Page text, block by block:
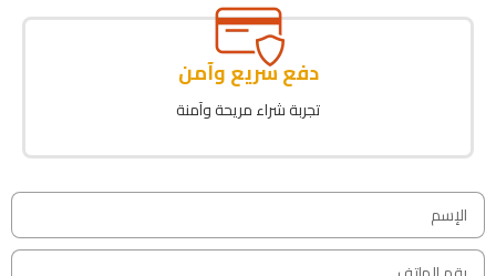
دفع سريع وآمن
تجربة شراء مريحة وآمنة